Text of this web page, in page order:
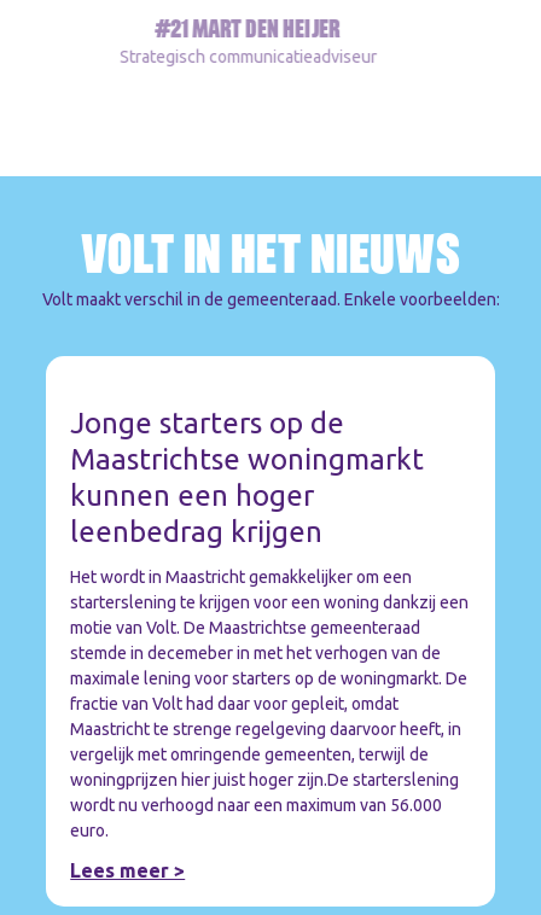
#21 MART DEN HEIJER
Strategisch communicatieadviseur
VOLT IN HET NIEUWS
Volt maakt verschil in de gemeenteraad. Enkele voorbeelden:
Jonge starters op de
Maastrichtse woningmarkt
kunnen een hoger
leenbedrag krijgen
Het wordt in Maastricht gemakkelijker om een
starterslening te krijgen voor een woning dankzij een
motie van Volt. De Maastrichtse gemeenteraad
stemde in decemeber in met het verhogen van de
maximale lening voor starters op de woningmarkt. De
fractie van Volt had daar voor gepleit, omdat
Maastricht te strenge regelgeving daarvoor heeft, in
vergelijk met omringende gemeenten, terwijl de
woningprijzen hier juist hoger zijn.De starterslening
wordt nu verhoogd naar een maximum van 56.000
euro.
Lees meer >